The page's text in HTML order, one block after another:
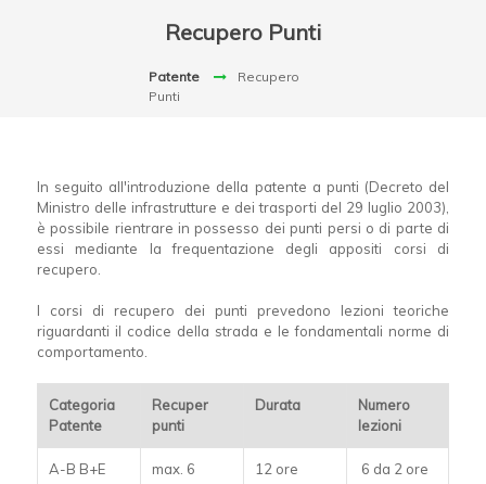
Recupero Punti
Patente
Recupero
Punti
In seguito all'introduzione della patente a punti (Decreto del
Ministro delle infrastrutture e dei trasporti del 29 luglio 2003),
è possibile rientrare in possesso dei punti persi o di parte di
essi mediante la frequentazione degli appositi corsi di
recupero.
I corsi di recupero dei punti prevedono lezioni teoriche
riguardanti il codice della strada e le fondamentali norme di
comportamento.
Categoria
Patente
Recuper
punti
Durata
Numero
lezioni
A-B B+E max. 6 12 ore 6 da 2 ore